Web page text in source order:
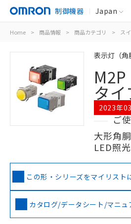
制御機器 Japan
Home > 商品情報 > 商品カテゴリ > ス
表示灯（角
タ
2023年
ご
大形角
LED照
この形・シリーズをマイリスト
カタログ/データシート/マニュ